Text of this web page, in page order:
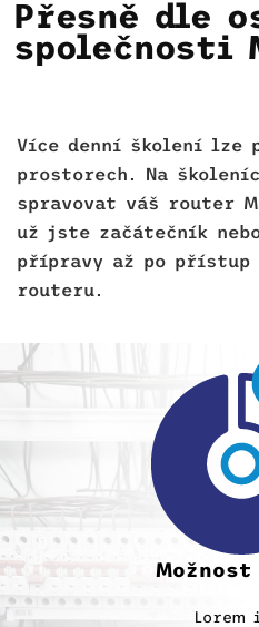
Přesně dle
společnosti
Více denní školení lze
prostorech. Na
spravovat váš router
už jste začátečník
přípravy až po přístup
routeru.
Lorem